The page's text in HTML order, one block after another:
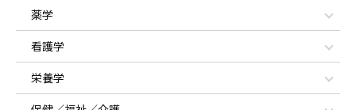
薬学
看護学
栄養学